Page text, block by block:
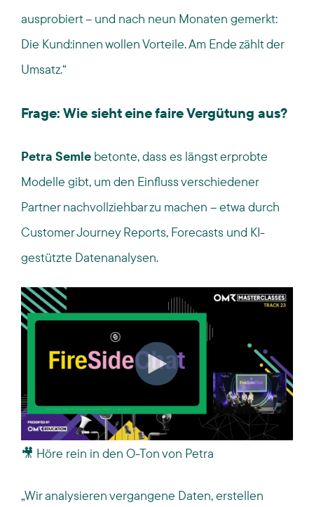
ausprobiert – und nach neun Monaten gemerkt:
Die Kund:innen wollen Vorteile. Am Ende zählt der
Umsatz.“
Frage: Wie sieht eine faire Vergütung aus?
Petra Semle betonte, dass es längst erprobte
Modelle gibt, um den Einfluss verschiedener
Partner nachvollziehbar zu machen – etwa durch
Customer Journey Reports, Forecasts und KI-
gestützte Datenanalysen.
🎥 Höre rein in den O-Ton von Petra
„Wir analysieren vergangene Daten, erstellen